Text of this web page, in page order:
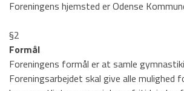
Kalender
Bestyrelsen
Børnehold
Grand Prix Hold
Foreningens hjemsted er Odense
§2
Formål
Foreningens formål er at samle
Foreningsarbejdet skal give alle